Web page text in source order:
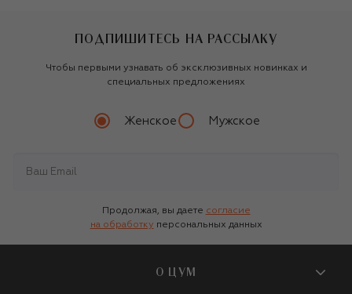
ПОДПИШИТЕСЬ НА РАССЫЛКУ
Чтобы первыми узнавать об эксклюзивных новинках и
специальных предложениях
Женское Мужское
Продолжая, вы даете согласие
на обработку персональных данных
О ЦУМ